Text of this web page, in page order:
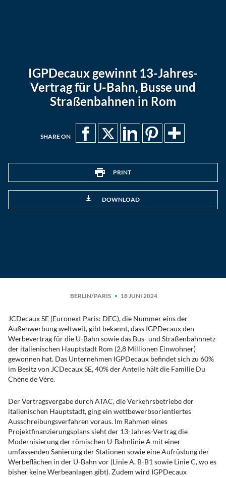
IGPDecaux gewinnt 13-Jahres-
Vertrag für U-Bahn, Busse und
Straßenbahnen in Rom
SHARE ON
PRINT
DOWNLOAD
BERLIN/PARIS 18 JUNI 2024
JCDecaux SE (Euronext Paris: DEC), die Nummer eins der
Außenwerbung weltweit, gibt bekannt, dass IGPDecaux den
Werbevertrag für die U-Bahn sowie das Bus- und Straßenbahnnetz
der italienischen Hauptstadt Rom (2,8 Millionen Einwohner)
gewonnen hat. Das Unternehmen IGPDecaux befindet sich zu 60%
im Besitz von JCDecaux SE, 40% der Anteile hält die Familie Du
Chène de Vère.
Der Vertragsvergabe durch ATAC, die Verkehrsbetriebe der
italienischen Hauptstadt, ging ein wettbewerbsorientiertes
Ausschreibungsverfahren voraus. Im Rahmen eines
Projektfinanzierungsplans sieht der 13-Jahres-Vertrag die
Modernisierung der römischen U-Bahnlinie A mit einer
umfassenden Sanierung der Stationen sowie eine Aufrüstung der
Werbeflächen in der U-Bahn vor (Linie A, B-B1 sowie Linie C, wo es
bisher keine Werbeanlagen gibt). Zudem wird IGPDecaux